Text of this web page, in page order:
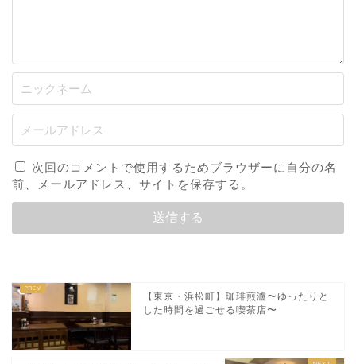
次回のコメントで使用するためブラウザーに自分の名
前、メールアドレス、サイトを保存する。
【東京・浜松町】珈琲煎瀘〜ゆったりと
した時間を過ごせる喫茶店〜